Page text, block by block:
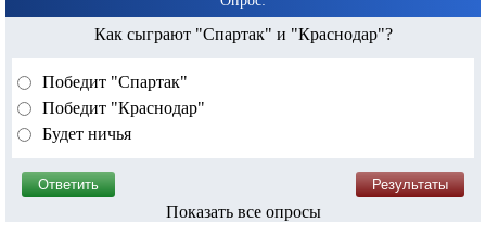
Как сыграют "Спартак" и "Краснодар"?
Победит "Спартак"
Победит "Краснодар"
Будет ничья
Показать все опросы